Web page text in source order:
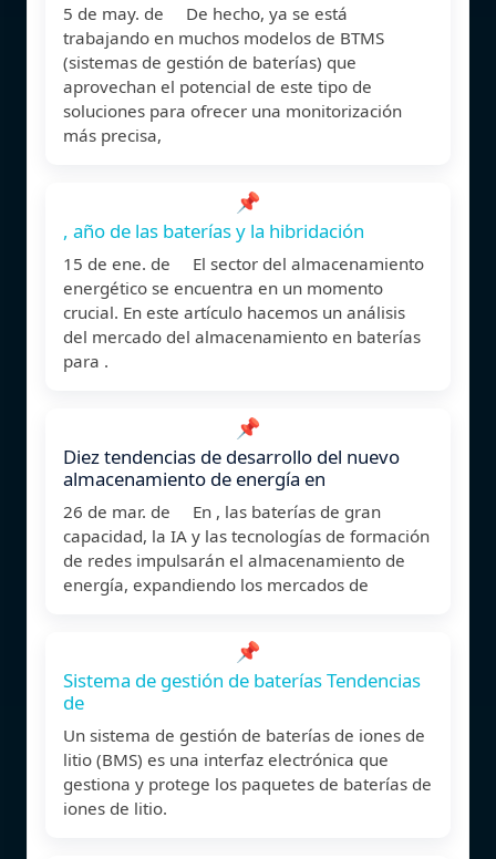
5 de may. de De hecho, ya se está
trabajando en muchos modelos de BTMS
(sistemas de gestión de baterías) que
aprovechan el potencial de este tipo de
soluciones para ofrecer una monitorización
más precisa,
📌
, año de las baterías y la hibridación
15 de ene. de El sector del almacenamiento
energético se encuentra en un momento
crucial. En este artículo hacemos un análisis
del mercado del almacenamiento en baterías
para .
📌
Diez tendencias de desarrollo del nuevo
almacenamiento de energía en
26 de mar. de En , las baterías de gran
capacidad, la IA y las tecnologías de formación
de redes impulsarán el almacenamiento de
energía, expandiendo los mercados de
📌
Sistema de gestión de baterías Tendencias
de
Un sistema de gestión de baterías de iones de
litio (BMS) es una interfaz electrónica que
gestiona y protege los paquetes de baterías de
iones de litio.